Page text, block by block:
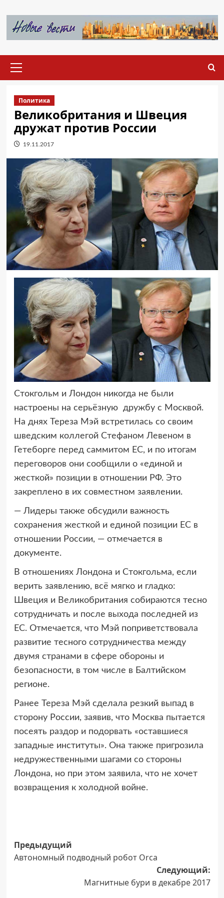
содержимому
меню
Политика
Великобритания и Швеция
дружат против России
19.11.2017
Стокгольм и Лондон никогда не были
настроены на серьёзную дружбу с Москвой.
На днях Тереза Мэй встретилась со своим
шведским коллегой Стефаном Левеном в
Гетеборге перед саммитом ЕС, и по итогам
переговоров они сообщили о «единой и
жесткой» позиции в отношении РФ. Это
закреплено в их совместном заявлении.
— Лидеры также обсудили важность
сохранения жесткой и единой позиции ЕС в
отношении России, — отмечается в
документе.
В отношениях Лондона и Стокгольма, если
верить заявлению, всё мягко и гладко:
Швеция и Великобритания собираются тесно
сотрудничать и после выхода последней из
ЕС. Отмечается, что Мэй поприветствовала
развитие тесного сотрудничества между
двумя странами в сфере обороны и
безопасности, в том числе в Балтийском
регионе.
Ранее Тереза Мэй сделала резкий выпад в
сторону России, заявив, что Москва пытается
посеять раздор и подорвать «оставшиеся
западные институты». Она также пригрозила
недружественными шагами со стороны
Лондона, но при этом заявила, что не хочет
возвращения к холодной войне.
Навигация
записи
Предыдущий
Автономный подводный робот Orca
Следующий:
Магнитные бури в декабре 2017